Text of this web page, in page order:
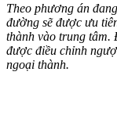
Theo phương án
đường sẽ được ưu
thành vào trung tâm.
được điều chỉnh
ngoại thành.